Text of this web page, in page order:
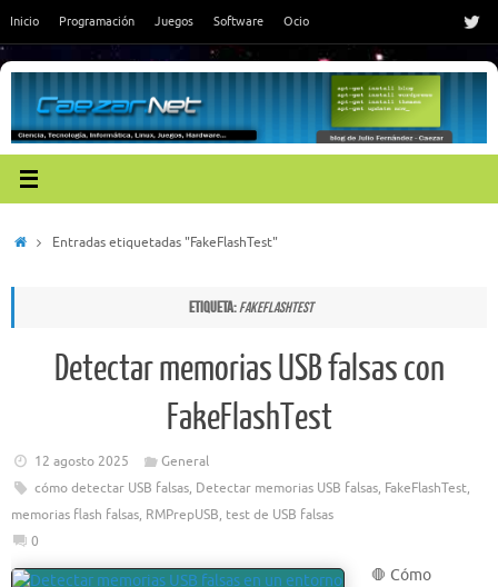
contenido
Inicio Programación Juegos Software Ocio
InicioEntradas etiquetadas "FakeFlashTest"
Etiqueta:FakeFlashTest
Detectar memorias USB falsas con
FakeFlashTest
12 agosto 2025
General
cómo detectar USB falsas, Detectar memorias USB falsas, FakeFlashTest,
memorias flash falsas, RMPrepUSB, test de USB falsas
0
🛑 Cómo